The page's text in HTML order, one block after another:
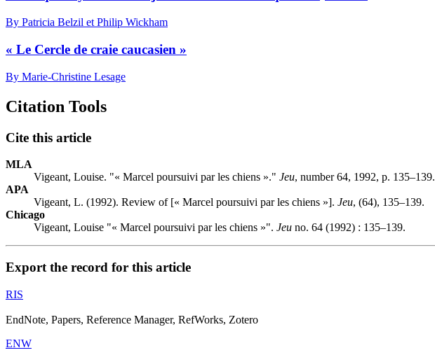
By Patricia Belzil et Philip Wickham
« Le Cercle de craie caucasien »
By Marie-Christine Lesage
Citation Tools
Cite this article
MLA
Vigeant, Louise. "« Marcel poursuivi par les chiens »." Jeu, number 64, 1992, p. 135–139.
APA
Vigeant, L. (1992). Review of [« Marcel poursuivi par les chiens »]. Jeu, (64), 135–139.
Chicago
Vigeant, Louise "« Marcel poursuivi par les chiens »". Jeu no. 64 (1992) : 135–139.
Export the record for this article
RIS
EndNote, Papers, Reference Manager, RefWorks, Zotero
ENW